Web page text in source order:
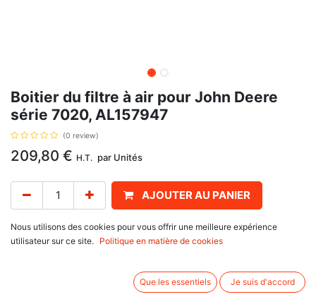
Boitier du filtre à air pour John Deere
série 7020, AL157947
(0 review)
209,80 € H.T. par Unités
AJOUTER AU PANIER
Délai de livraison : 1 semaine
série 6020 : 6020, 6120, 6220, 6320, 6320 L, 6420, 6420 L, 6420 S,
Nous utilisons des cookies pour vous offrir une meilleure expérience
utilisateur sur ce site.
Politique en matière de cookies
Que les essentiels Je suis d'accord